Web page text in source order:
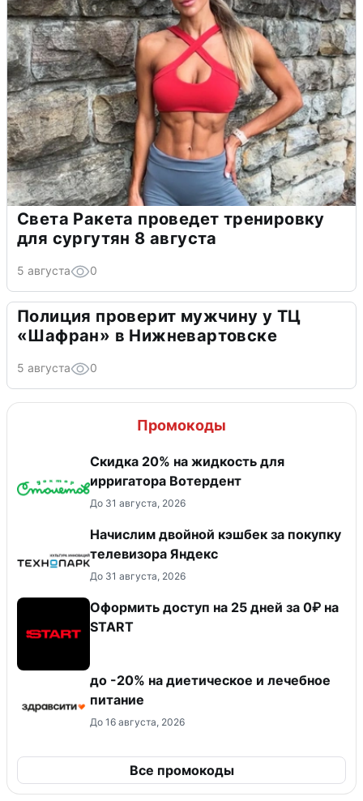
Света Ракета проведет тренировку
для сургутян 8 августа
5 августа 0
Полиция проверит мужчину у ТЦ
«Шафран» в Нижневартовске
5 августа 0
Промокоды
Скидка 20% на жидкость для
ирригатора Вотердент
До 31 августа, 2026
Начислим двойной кэшбек за покупку
телевизора Яндекс
До 31 августа, 2026
Оформить доступ на 25 дней за 0₽ на
START
до -20% на диетическое и лечебное
питание
До 16 августа, 2026
Все промокоды